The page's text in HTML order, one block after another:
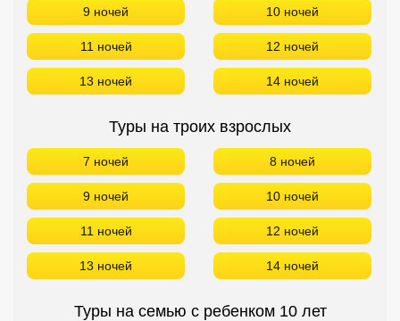
9 ночей 10 ночей
11 ночей 12 ночей
13 ночей 14 ночей
Туры на троих взрослых
7 ночей 8 ночей
9 ночей 10 ночей
11 ночей 12 ночей
13 ночей 14 ночей
Туры на семью с ребенком 10 лет